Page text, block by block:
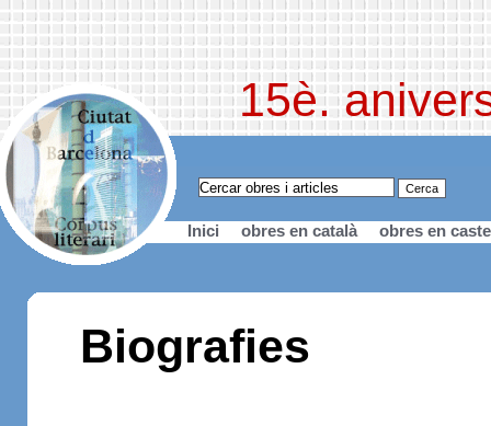
15è.
Inici obres en català obres en
Biografies